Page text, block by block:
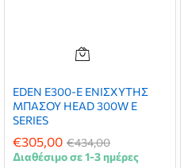
EDEN E300-E ΕΝΙΣΧΥΤΗΣ
ΜΠΑΣΟΥ HEAD 300W E
SERIES
€305,00 €434,00
Διαθέσιμο σε 1-3 ημέρες